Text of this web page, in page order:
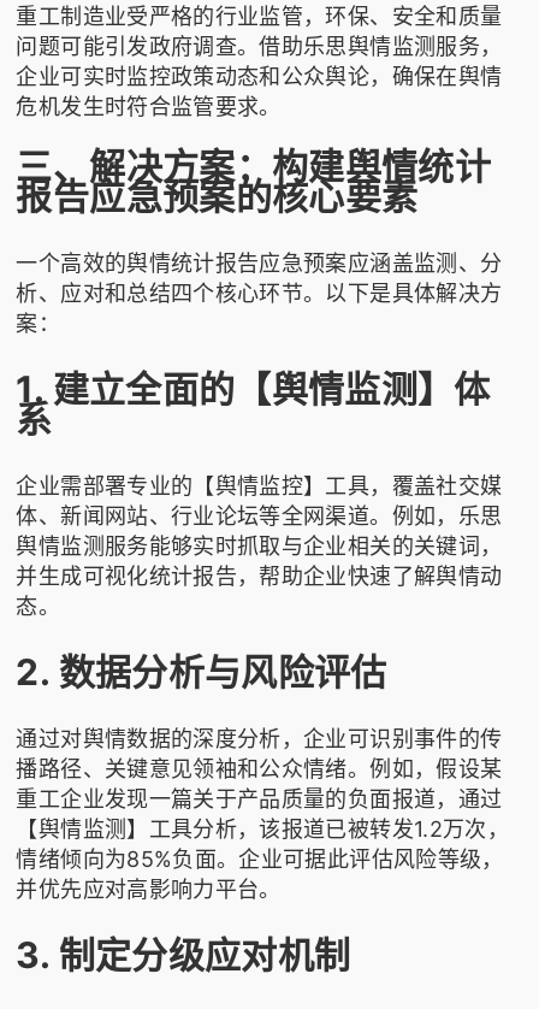
重工制造业受严格的行业监管，环保、安全和质量
问题可能引发政府调查。借助乐思舆情监测服务，
企业可实时监控政策动态和公众舆论，确保在舆情
危机发生时符合监管要求。
三、解决方案：构建舆情统计
报告应急预案的核心要素
一个高效的舆情统计报告应急预案应涵盖监测、分
析、应对和总结四个核心环节。以下是具体解决方
案：
1. 建立全面的【舆情监测】体
系
企业需部署专业的【舆情监控】工具，覆盖社交媒
体、新闻网站、行业论坛等全网渠道。例如， 乐思
舆情监测服务能够实时抓取与企业相关的关键词，
并生成可视化统计报告，帮助企业快速了解舆情动
态。
2. 数据分析与风险评估
通过对舆情数据的深度分析，企业可识别事件的传
播路径、关键意见领袖和公众情绪。例如，假设某
重工企业发现一篇关于产品质量的负面报道，通过
【舆情监测】工具分析，该报道已被转发1.2万次，
情绪倾向为85%负面。企业可据此评估风险等级，
并优先应对高影响力平台。
3. 制定分级应对机制